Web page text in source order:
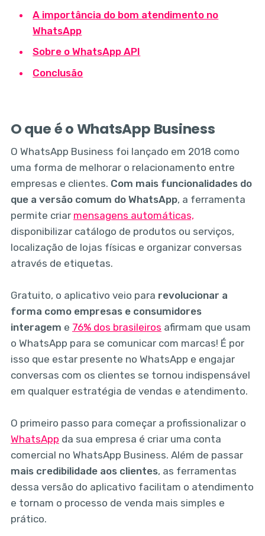
A importância do bom atendimento no
WhatsApp
Sobre o WhatsApp API
Conclusão
O que é o WhatsApp Business
O WhatsApp Business foi lançado em 2018 como
uma forma de melhorar o relacionamento entre
empresas e clientes. Com mais funcionalidades do
que a versão comum do WhatsApp, a ferramenta
permite criar mensagens automáticas,
disponibilizar catálogo de produtos ou serviços,
localização de lojas físicas e organizar conversas
através de etiquetas.
Gratuito, o aplicativo veio para revolucionar a
forma como empresas e consumidores
interagem e 76% dos brasileiros afirmam que usam
o WhatsApp para se comunicar com marcas! É por
isso que estar presente no WhatsApp e engajar
conversas com os clientes se tornou indispensável
em qualquer estratégia de vendas e atendimento.
O primeiro passo para começar a profissionalizar o
WhatsApp da sua empresa é criar uma conta
comercial no WhatsApp Business. Além de passar
mais credibilidade aos clientes, as ferramentas
dessa versão do aplicativo facilitam o atendimento
e tornam o processo de venda mais simples e
prático.